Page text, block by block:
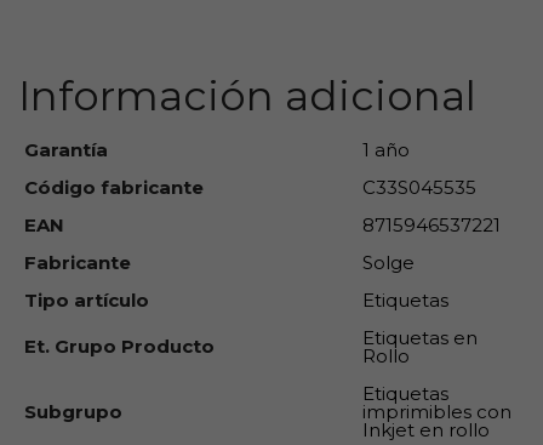
Información adicional
Garantía
1 año
Código fabricante
C33S045535
EAN
8715946537221
Fabricante
Solge
Tipo artículo
Etiquetas
Et. Grupo Producto
Etiquetas en
Rollo
Subgrupo
Etiquetas
imprimibles con
Inkjet en rollo